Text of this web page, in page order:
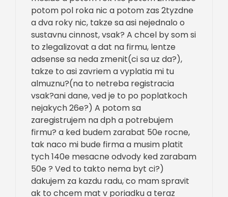
potom pol roka nic a potom zas 2tyzdne
a dva roky nic, takze sa asi nejednalo o
sustavnu cinnost, vsak? A chcel by som si
to zlegalizovat a dat na firmu, lentze
adsense sa neda zmenit(ci sa uz da?),
takze to asi zavriem a vyplatia mi tu
almuznu?(na to netreba registracia
vsak?ani dane, ved je to po poplatkoch
nejakych 26e?) A potom sa
zaregistrujem na dph a potrebujem
firmu? a ked budem zarabat 50e rocne,
tak naco mi bude firma a musim platit
tych 140e mesacne odvody ked zarabam
50e ? Ved to takto nema byt ci?)
dakujem za kazdu radu, co mam spravit
ak to chcem mat v poriadku a teraz